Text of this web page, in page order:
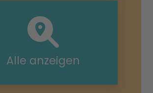
Alle anzeigen